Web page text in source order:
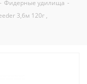
- Фидерные удилища -
3,6м 120г ,